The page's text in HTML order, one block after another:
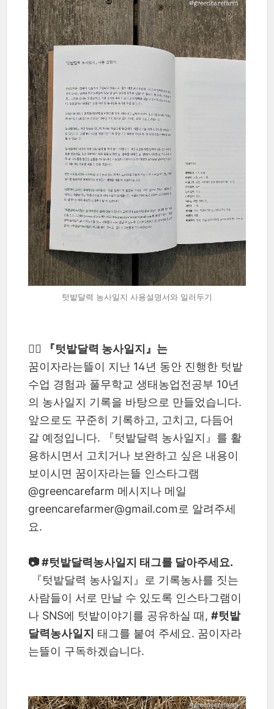
텃밭달력 농사일지 사용설명서와 일러두기
✍🏼 『텃밭달력 농사일지』는
꿈이자라는뜰이 지난 14년 동안 진행한 텃밭
수업 경험과 풀무학교 생태농업전공부 10년
의 농사일지 기록을 바탕으로 만들었습니다.
앞으로도 꾸준히 기록하고, 고치고, 다듬어
갈 예정입니다. 『텃밭달력 농사일지』를 활
용하시면서 고치거나 보완하고 싶은 내용이
보이시면 꿈이자라는뜰 인스타그램
@greencarefarm 메시지나 메일
greencarefarmer@gmail.com로 알려주세
요.
📷 #텃밭달력농사일지 태그를 달아주세요.
『텃밭달력 농사일지』로 기록농사를 짓는
사람들이 서로 만날 수 있도록 인스타그램이
나 SNS에 텃밭이야기를 공유하실 때, #텃밭
달력농사일지 태그를 붙여 주세요. 꿈이자라
는뜰이 구독하겠습니다.